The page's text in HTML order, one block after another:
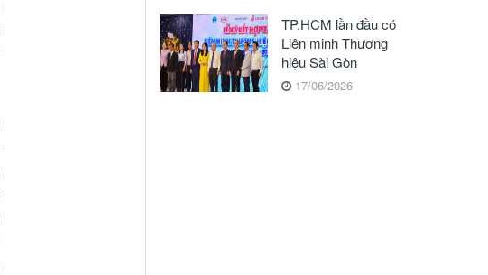
TP.HCM lần đầu có
Liên minh Thương
hiệu Sài Gòn
17/06/2026